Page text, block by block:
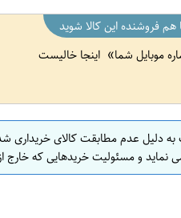
فروشنده این کالا شوید
موبایل شما اینجا خالیست
دلیل عدم مطابقت کالای
و مسئولیت خریدهایی که خارج